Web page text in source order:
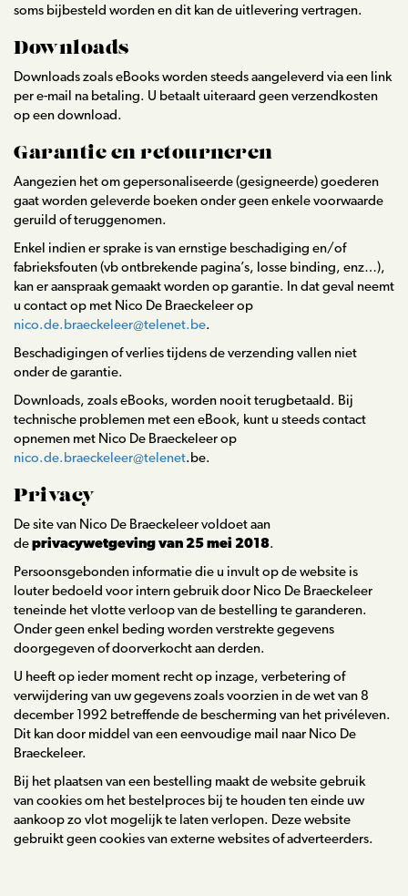
Blog
soms bijbesteld worden en dit kan de uitlevering vertragen.
Downloads
Downloads zoals eBooks worden steeds aangeleverd via een link
per e-mail na betaling. U betaalt uiteraard geen verzendkosten
op een download.
Garantie en retourneren
Aangezien het om gepersonaliseerde (gesigneerde) goederen
gaat worden geleverde boeken onder geen enkele voorwaarde
geruild of teruggenomen.
Enkel indien er sprake is van ernstige beschadiging en/of
fabrieksfouten (vb ontbrekende pagina’s, losse binding, enz…),
kan er aanspraak gemaakt worden op garantie. In dat geval neemt
u contact op met Nico De Braeckeleer op
nico.de.braeckeleer@telenet.be.
Beschadigingen of verlies tijdens de verzending vallen niet
onder de garantie.
Downloads, zoals eBooks, worden nooit terugbetaald. Bij
technische problemen met een eBook, kunt u steeds contact
opnemen met Nico De Braeckeleer op
nico.de.braeckeleer@telenet.be.
Privacy
De site van Nico De Braeckeleer voldoet aan
de privacywetgeving van 25 mei 2018.
Persoonsgebonden informatie die u invult op de website is
louter bedoeld voor intern gebruik door Nico De Braeckeleer
teneinde het vlotte verloop van de bestelling te garanderen.
Onder geen enkel beding worden verstrekte gegevens
doorgegeven of doorverkocht aan derden.
U heeft op ieder moment recht op inzage, verbetering of
verwijdering van uw gegevens zoals voorzien in de wet van 8
december 1992 betreffende de bescherming van het privéleven.
Dit kan door middel van een eenvoudige mail naar Nico De
Braeckeleer.
Bij het plaatsen van een bestelling maakt de website gebruik
van cookies om het bestelproces bij te houden ten einde uw
aankoop zo vlot mogelijk te laten verlopen. Deze website
gebruikt geen cookies van externe websites of adverteerders.